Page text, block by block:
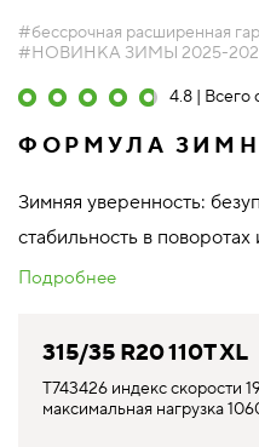
#бессрочная расширенная
#НОВИНКА ЗИМЫ 2025-
4.8 | Всего
ФОРМУЛА
Зимняя уверенность:
стабильность в
Подробнее
315/35 R20 110T XL
T743426 индекс скорости
максимальная нагрузка